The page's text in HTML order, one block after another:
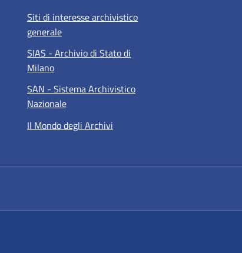
Siti di interesse archivistico
generale
SIAS - Archivio di Stato di
Milano
SAN - Sistema Archivistico
Nazionale
Il Mondo degli Archivi